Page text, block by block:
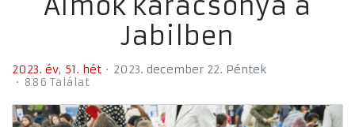
Álmok karácsonya a
Jabilben
2023. év 51. hét
2023. december 22. Péntek
886 Találat